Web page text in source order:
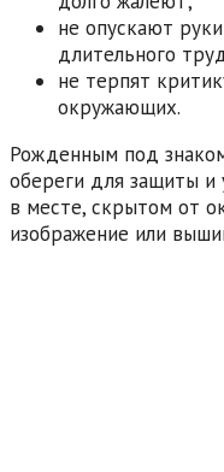
не опускают
длительного
не терпят
окружающих.
Рожденным под
обереги для защиты и
в месте, скрытом от
изображение или